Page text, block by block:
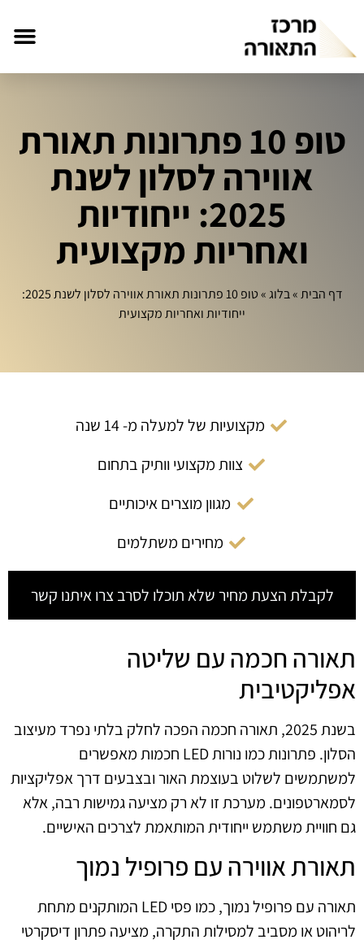
טופ 10 פתרונות תאורת
אווירה לסלון לשנת
2025: ייחודיות
ואחריות מקצועית
דף הבית»בלוג»
טופ 10 פתרונות תאורת אווירה לסלון לשנת 2025:
ייחודיות ואחריות מקצועית
מקצועיות של למעלה מ- 14 שנה
צוות מקצועי וותיק בתחום
מגוון מוצרים איכותיים
מחירים משתלמים
לקבלת הצעת מחיר שלא תוכלו לסרב צרו איתנו קשר
תאורה חכמה עם שליטה
אפליקטיבית
בשנת 2025, תאורה חכמה הפכה לחלק בלתי נפרד מעיצוב
הסלון. פתרונות כמו נורות LED חכמות מאפשרים
למשתמשים לשלוט בעוצמת האור ובצבעים דרך אפליקציות
לסמארטפונים. מערכת זו לא רק מציעה גמישות רבה, אלא
גם חוויית משתמש ייחודית המותאמת לצרכים האישיים.
תאורת אווירה עם פרופיל נמוך
תאורה עם פרופיל נמוך, כמו פסי LED המותקנים מתחת
לריהוט או מסביב למסילות התקרה, מציעה פתרון דיסקרטי